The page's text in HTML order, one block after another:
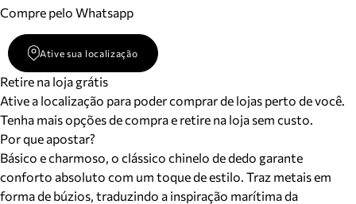
Compre pelo Whatsapp
Ative sua localização
Retire na loja grátis
Ative a localização para poder comprar de lojas perto de você.
Tenha mais opções de compra e retire na loja sem custo.
Por que apostar?
Básico e charmoso, o clássico chinelo de dedo garante
conforto absoluto com um toque de estilo. Traz metais em
forma de búzios, traduzindo a inspiração marítima da